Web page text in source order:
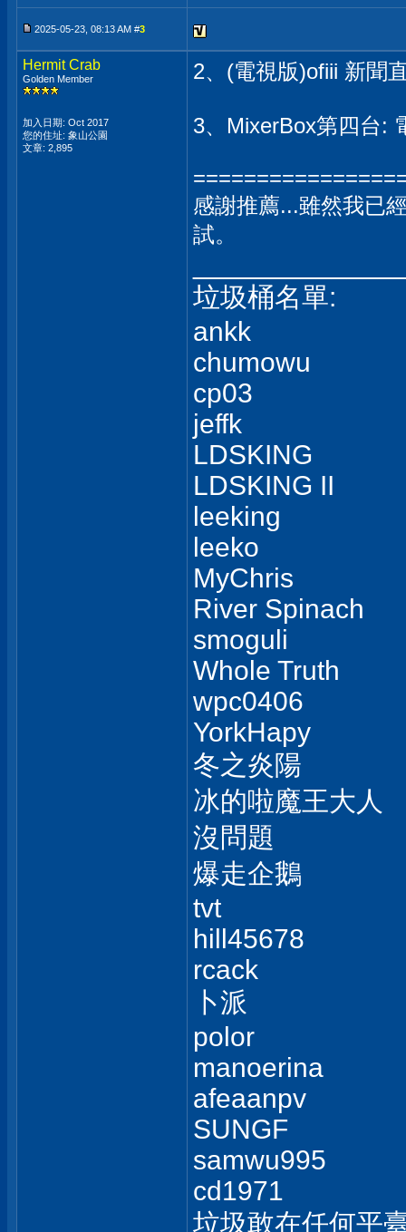
2025-05-23, 08:13 AM #3
Hermit Crab
Golden Member
加入日期: Oct 2017
您的住址: 象山公園
文章: 2,895
2、(電視版)ofiii 新聞
3、MixerBox第四台:
感謝推薦...雖然我已
試。
垃圾桶名單:
ankk
chumowu
cp03
jeffk
LDSKING
LDSKING II
leeking
leeko
MyChris
River Spinach
smoguli
Whole Truth
wpc0406
YorkHapy
冬之炎陽
冰的啦魔王大人
沒問題
爆走企鵝
tvt
hill45678
rcack
卜派
polor
manoerina
afeaanpv
SUNGF
samwu995
cd1971
垃圾敢在任何平